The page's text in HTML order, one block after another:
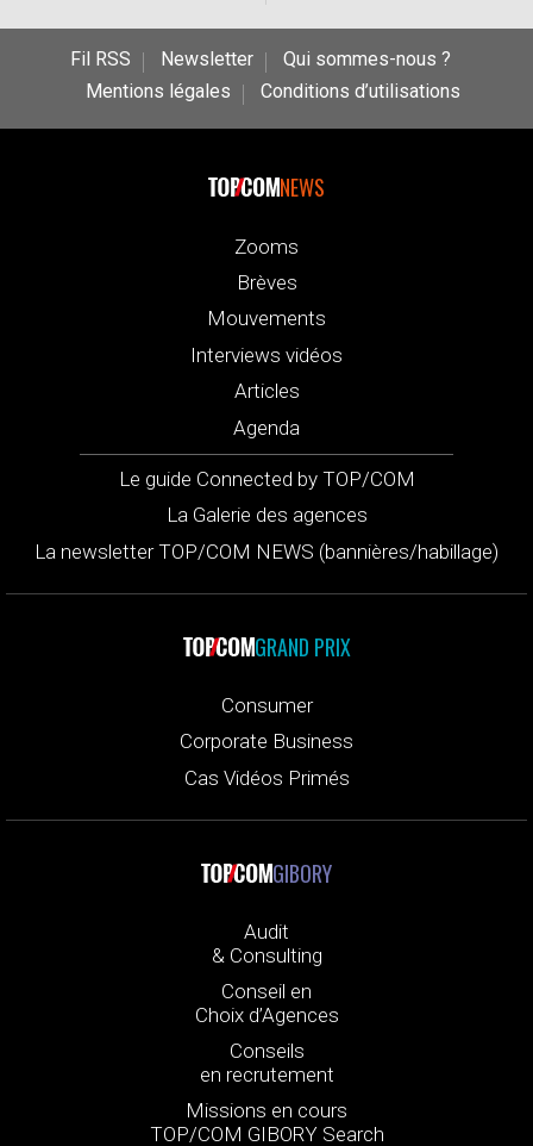
Fil RSS Newsletter
Qui sommes-nous ?
Mentions légales
Conditions d’utilisations
NEWS
Zooms
Brèves
Mouvements
Interviews vidéos
Articles
Agenda
Le guide Connected by TOP/COM
La Galerie des agences
La newsletter TOP/COM NEWS (bannières/habillage)
GRAND PRIX
Consumer
Corporate Business
Cas Vidéos Primés
GIBORY
Audit
& Consulting
Conseil en
Choix d’Agences
Conseils
en recrutement
Missions en cours
TOP/COM GIBORY Search